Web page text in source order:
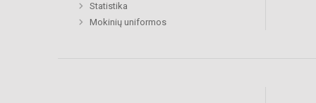
Statistika
Mokinių uniformos